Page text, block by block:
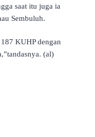
saat itu juga ia
Sembuluh.
KUHP dengan
(al)